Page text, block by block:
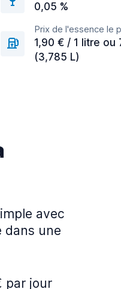
0,05 %
Prix de l'essence le
1,90 € / 1 litre ou
(3,785 L)
avec
dans une
par jour